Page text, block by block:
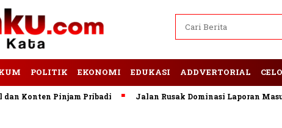
POLITIK EKONOMI EDUKASI ADDVERTORIAL
Konten Pinjam Pribadi Jalan Rusak Dominasi Laporan Masuk